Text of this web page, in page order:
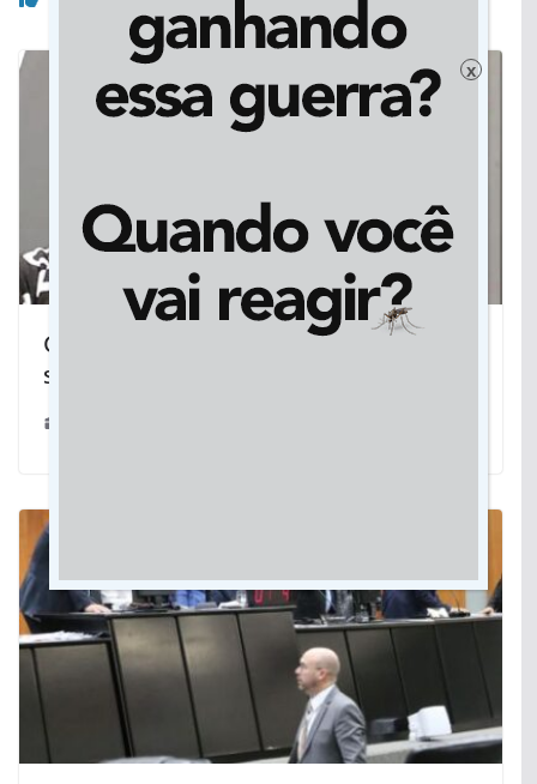
Gari viraliza nas redes sociais e ganha
status de celebridade no MT
x